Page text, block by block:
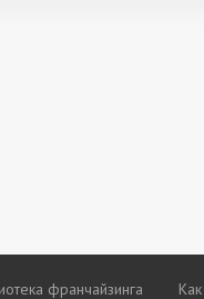
франчайзинга